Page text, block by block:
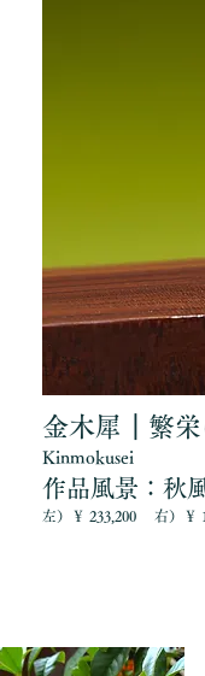
金木犀┃繁栄
Kinmokusei
作品風景：秋
左）￥ 233,200 右）￥